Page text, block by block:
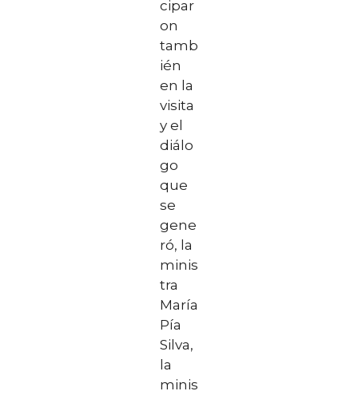
cipar
on
tamb
ién
en la
visita
y el
diálo
go
que
se
gene
ró, la
minis
tra
María
Pía
Silva,
la
minis